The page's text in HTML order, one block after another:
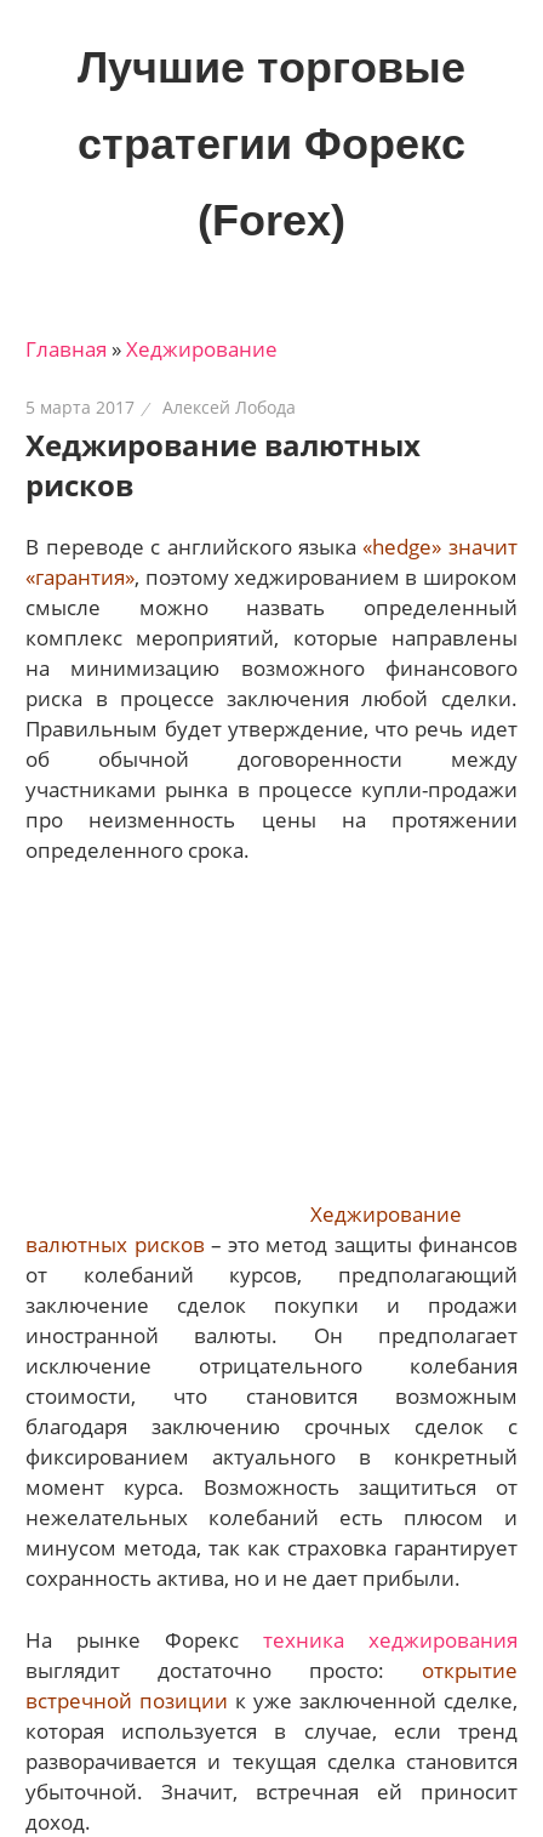
Лучшие торговые
стратегии Форекс
(Forex)
трейдеров
финансовых
рынках:
стратегии,
новости…
Главная »Хеджирование
5 марта 2017 Алексей Лобода
Хеджирование валютных
рисков
В переводе с английского языка«hedge» значит
«гарантия», поэтому хеджированием в широком
смысле можно назвать определенный
комплекс мероприятий, которые направлены
на минимизацию возможного финансового
риска в процессе заключения любой сделки.
Правильным будет утверждение, что речь идет
об обычной договоренности между
участниками рынка в процессе купли-продажи
про неизменность цены на протяжении
определенного срока.
Хеджирование
валютных рисков – это метод защиты финансов
от колебаний курсов, предполагающий
заключение сделок покупки и продажи
иностранной валюты. Он предполагает
исключение отрицательного колебания
стоимости, что становится возможным
благодаря заключению срочных сделок с
фиксированием актуального в конкретный
момент курса. Возможность защититься от
нежелательных колебаний есть плюсом и
минусом метода, так как страховка гарантирует
сохранность актива, но и не дает прибыли.
На рынке Форекс техника хеджирования
выглядит достаточно просто: открытие
встречной позиции к уже заключенной сделке,
которая используется в случае, если тренд
разворачивается и текущая сделка становится
убыточной. Значит, встречная ей приносит
доход.